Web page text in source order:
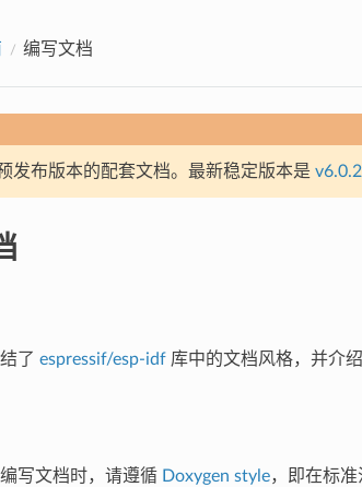
编写文档
发布版本的配套文档。最新稳定版本是 v6.0.2
了 espressif/esp-idf库中的文档风格，并介
写文档时，请遵循 Doxygen style，即在标准